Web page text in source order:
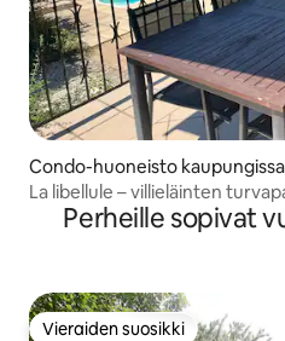
Condo-huoneisto
sle
La libellule – villieläinten
Perheille sopivat
Vieraiden suosikki